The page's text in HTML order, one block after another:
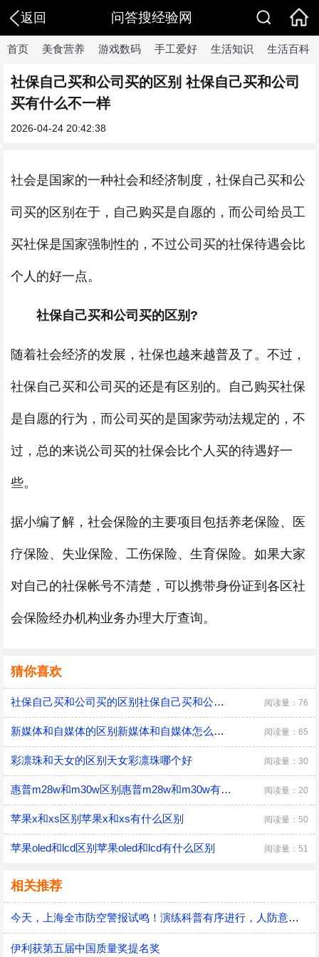
返回 问答搜经验网
首页 美食营养 游戏数码 手工爱好 生活知识 生活百科
社保自己买和公司买的区别 社保自己买和公司
买有什么不一样
2026-04-24 20:42:38
社会是国家的一种社会和经济制度，社保自己买和公
司买的区别在于，自己购买是自愿的，而公司给员工
买社保是国家强制性的，不过公司买的社保待遇会比
个人的好一点。
社保自己买和公司买的区别?
随着社会经济的发展，社保也越来越普及了。不过，
社保自己买和公司买的还是有区别的。自己购买社保
是自愿的行为，而公司买的是国家劳动法规定的，不
过，总的来说公司买的社保会比个人买的待遇好一
些。
据小编了解，社会保险的主要项目包括养老保险、医
疗保险、失业保险、工伤保险、生育保险。如果大家
对自己的社保帐号不清楚，可以携带身份证到各区社
会保险经办机构业务办理大厅查询。
猜你喜欢
社保自己买和公司买的区别社保自己买和公司买有什么不一样 阅读量：76
新媒体和自媒体的区别新媒体和自媒体怎么来区分 阅读量：65
彩凛珠和天女的区别天女彩凛珠哪个好 阅读量：30
惠普m28w和m30w区别惠普m28w和m30w有什么不同 阅读量：20
苹果x和xs区别苹果x和xs有什么区别 阅读量：50
苹果oled和lcd区别苹果oled和lcd有什么区别 阅读量：51
相关推荐
今天，上海全市防空警报试鸣！演练科普有序进行，人防意识“声入人心”
伊利获第五届中国质量奖提名奖